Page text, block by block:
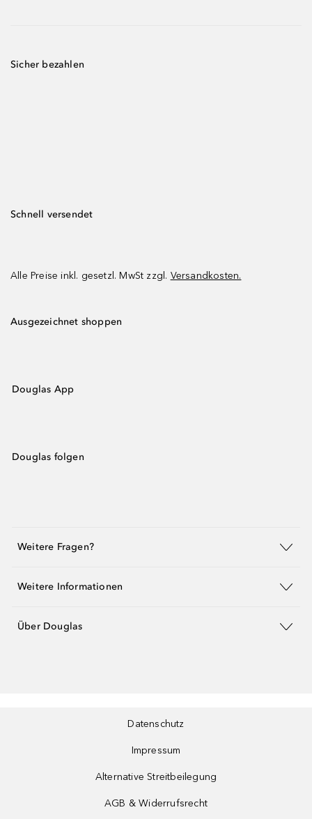
Sicher bezahlen
Schnell versendet
Alle Preise inkl. gesetzl. MwSt zzgl. Versandkosten.
Ausgezeichnet shoppen
Douglas App
Douglas folgen
Weitere Fragen?
Weitere Informationen
Über Douglas
Datenschutz
Impressum
Alternative Streitbeilegung
AGB & Widerrufsrecht